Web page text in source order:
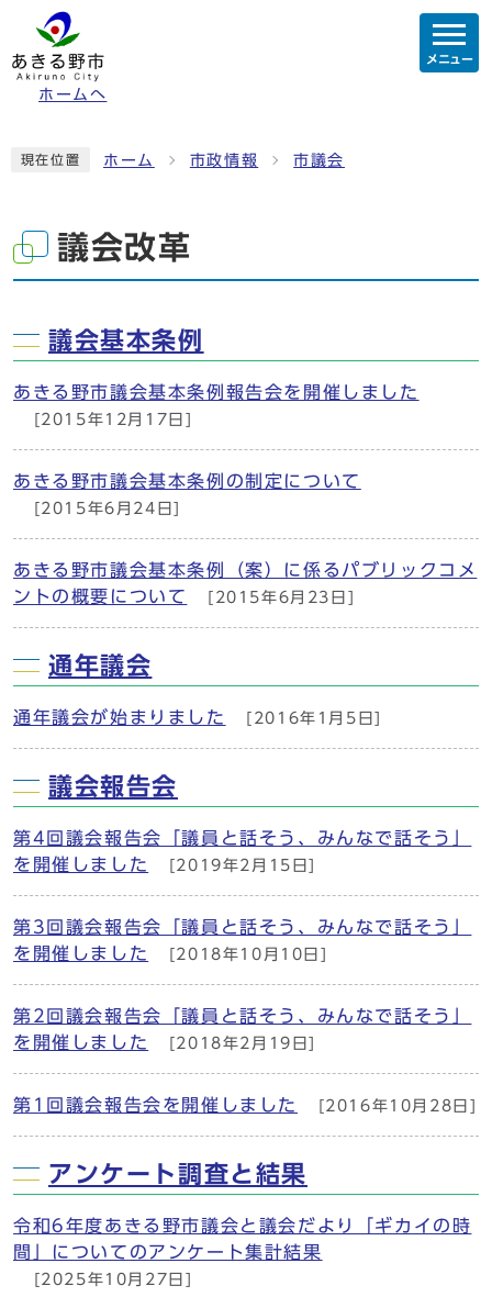
ホームへ
メニュー
現在位置 ホーム 市政情報 市議会
議会改革
議会基本条例
あきる野市議会基本条例報告会を開催しました
[2015年12月17日]
あきる野市議会基本条例の制定について
[2015年6月24日]
あきる野市議会基本条例（案）に係るパブリックコメ
ントの概要について
[2015年6月23日]
通年議会
通年議会が始まりました [2016年1月5日]
議会報告会
第4回議会報告会「議員と話そう、みんなで話そう」
を開催しました
[2019年2月15日]
第3回議会報告会「議員と話そう、みんなで話そう」
を開催しました
[2018年10月10日]
第2回議会報告会「議員と話そう、みんなで話そう」
を開催しました
[2018年2月19日]
第1回議会報告会を開催しました [2016年10月28日]
アンケート調査と結果
令和6年度あきる野市議会と議会だより「ギカイの時
間」についてのアンケート集計結果
[2025年10月27日]